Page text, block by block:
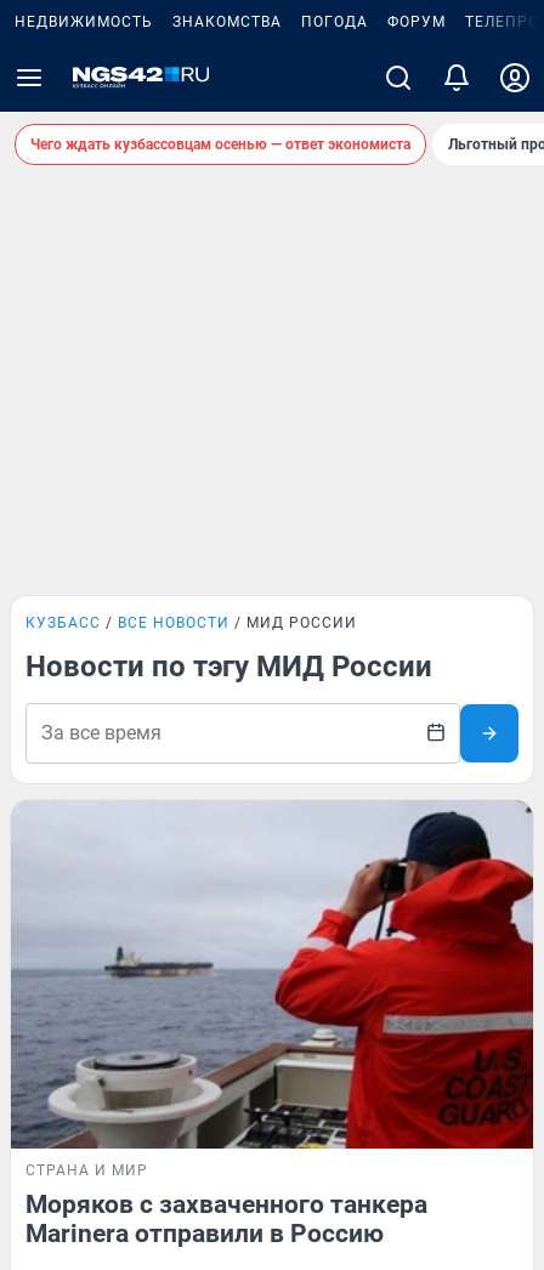
НЕДВИЖИМОСТЬ ЗНАКОМСТВА ПОГОДА ФОРУМ
Чего ждать кузбассовцам осенью — ответ экономиста Льготный
КУЗБАСС ВСЕ НОВОСТИ МИД РОССИИ
Новости по тэгу МИД России
СТРАНА И МИР
Моряков с захваченного танкера
Marinera отправили в Россию